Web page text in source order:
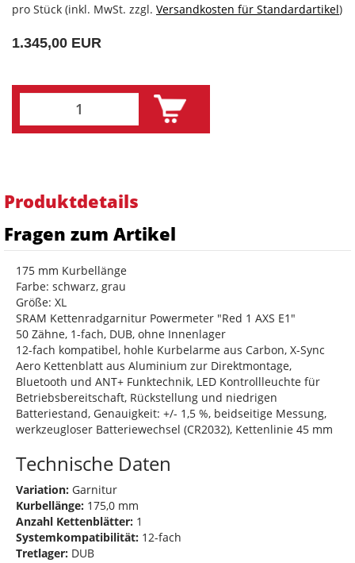
pro Stück (inkl. MwSt. zzgl. Versandkosten für Standardartikel)
1.345,00 EUR
Produktdetails
Fragen zum Artikel
175 mm Kurbellänge
Farbe: schwarz, grau
Größe: XL
SRAM Kettenradgarnitur Powermeter "Red 1 AXS E1"
50 Zähne, 1-fach, DUB, ohne Innenlager
12-fach kompatibel, hohle Kurbelarme aus Carbon, X-Sync
Aero Kettenblatt aus Aluminium zur Direktmontage,
Bluetooth und ANT+ Funktechnik, LED Kontrollleuchte für
Betriebsbereitschaft, Rückstellung und niedrigen
Batteriestand, Genauigkeit: +/- 1,5 %, beidseitige Messung,
werkzeugloser Batteriewechsel (CR2032), Kettenlinie 45 mm
Technische Daten
Variation: Garnitur
Kurbellänge: 175,0 mm
Anzahl Kettenblätter: 1
Systemkompatibilität: 12-fach
Tretlager: DUB